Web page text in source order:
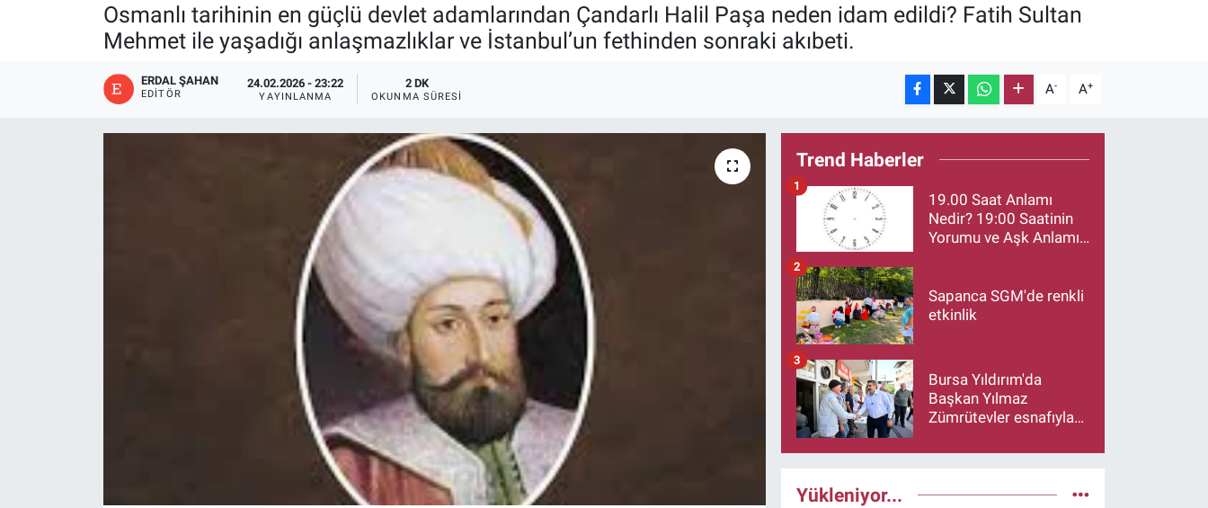
Osmanlı tarihinin en güçlü devlet adamlarından Çandarlı Halil Paşa neden idam edildi? Fatih Sultan
Mehmet ile yaşadığı anlaşmazlıklar ve İstanbul’un fethinden sonraki akıbeti.
ERDAL ŞAHAN
EDITÖR
24.02.2026 - 23:22
YAYINLANMA
2 DK
OKUNMA SÜRESI A- A+
Trend Haberler
19.00 Saat Anlamı
Nedir? 19:00 Saatinin
Yorumu ve Aşk Anlamı
1
Sapanca SGM'de renkli
etkinlik
2
Bursa Yıldırım'da
Başkan Yılmaz
Zümrütevler esnafıyla
3
Yükleniyor...